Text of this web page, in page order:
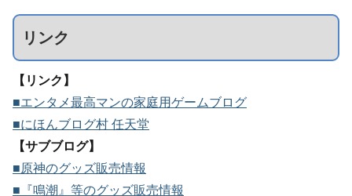
リンク
【リンク】
■エンタメ最高マンの家庭用ゲームブログ
■にほんブログ村 任天堂
【サブブログ】
■原神のグッズ販売情報
■『鳴潮』等のグッズ販売情報